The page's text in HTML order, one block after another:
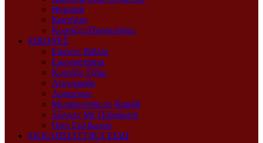
Θυμιατά
Καντήλια
Κορνίζες/Πορσελάνες
ΕΙΚΟΝΕΣ
Eικόνες Bιβλίο
Eικονοστάσια
Kορνίζα Tζάμι
Αγιογραφία
Ασημένιες
Μεταξοτυπία σε Καμβά
Ξύλινες Με Παλαίωση
Όψη Στιλβωτού
ΕΚΚΛΗΣΙΑΣΤΙΚΑ ΕΙΔΗ